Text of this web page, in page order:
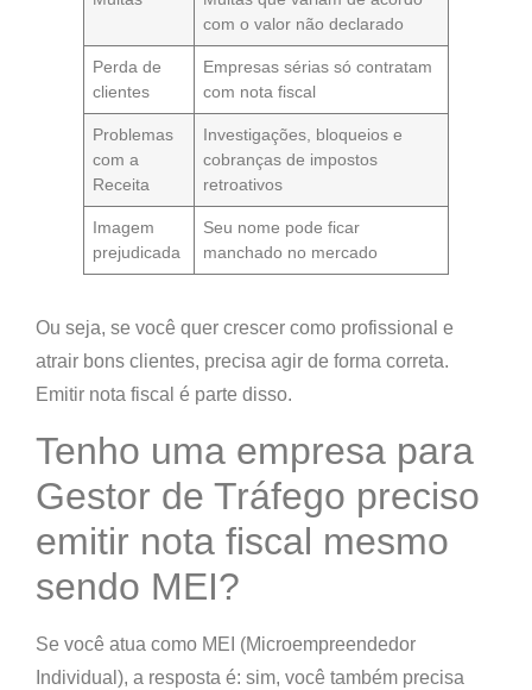
com o valor não declarado
Perda de
clientes
Empresas sérias só contratam
com nota fiscal
Problemas
com a
Receita
Investigações, bloqueios e
cobranças de impostos
retroativos
Imagem
prejudicada
Seu nome pode ficar
manchado no mercado
Ou seja, se você quer crescer como profissional e
atrair bons clientes, precisa agir de forma correta.
Emitir nota fiscal é parte disso.
Tenho uma empresa para
Gestor de Tráfego preciso
emitir nota fiscal mesmo
sendo MEI?
Se você atua como MEI (Microempreendedor
Individual), a resposta é: sim, você também precisa